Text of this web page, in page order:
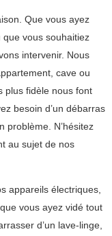
Que vous ayez
que vous souhaitiez
intervenir. Nous
cave ou
plus fidèle nous font
besoin d’un débarras
problème. N’hésitez
au sujet de nos
appareils électriques,
vous ayez vidé tout
d’un lave-linge,